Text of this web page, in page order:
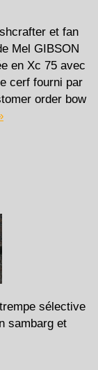
et fan
Mel GIBSON
en Xc 75 avec
cerf fourni par
order bow
sélective
sambarg et